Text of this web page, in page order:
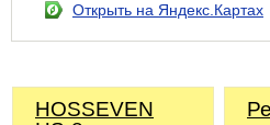
Открыть на Яндекс.Картах
HOSSEVEN